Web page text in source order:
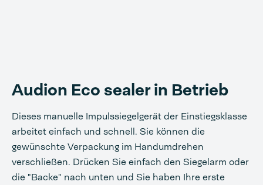
Audion Eco sealer in Betrieb
Dieses manuelle Impulssiegelgerät der Einstiegsklasse
arbeitet einfach und schnell. Sie können die
gewünschte Verpackung im Handumdrehen
verschließen. Drücken Sie einfach den Siegelarm oder
die "Backe" nach unten und Sie haben Ihre erste